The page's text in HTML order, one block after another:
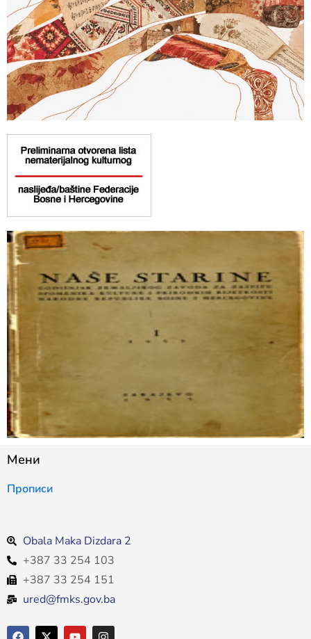
Мени
Прописи
Obala Maka Dizdara 2
+387 33 254 103
+387 33 254 151
ured@fmks.gov.ba